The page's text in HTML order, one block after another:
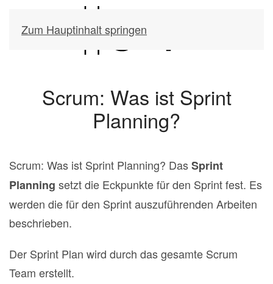
Zum Hauptinhalt springen
Scrum: Was ist Sprint
Planning?
Scrum: Was ist Sprint Planning? DasSprint
Planning setzt die Eckpunkte für den Sprint fest. Es
werden die für den Sprint auszuführenden Arbeiten
beschrieben.
Der Sprint Plan wird durch das gesamte Scrum
Team erstellt.